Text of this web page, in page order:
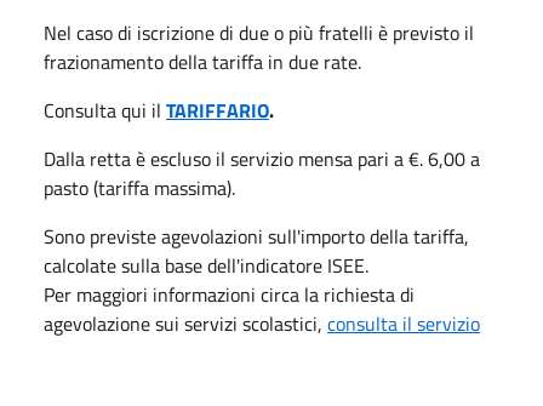
Nel caso di iscrizione di due o più fratelli è previsto il
frazionamento della tariffa in due rate.
Consulta qui il TARIFFARIO.
Dalla retta è escluso il servizio mensa pari a €. 6,00 a
pasto (tariffa massima).
Sono previste agevolazioni sull'importo della tariffa,
calcolate sulla base dell'indicatore ISEE.
Per maggiori informazioni circa la richiesta di
agevolazione sui servizi scolastici, consulta il servizio